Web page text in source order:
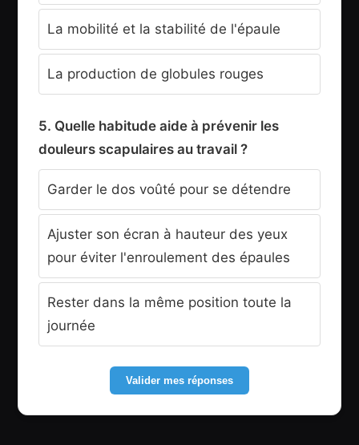
La mobilité et la stabilité de l'épaule
La production de globules rouges
5. Quelle habitude aide à prévenir les
douleurs scapulaires au travail ?
Garder le dos voûté pour se détendre
Ajuster son écran à hauteur des yeux
pour éviter l'enroulement des épaules
Rester dans la même position toute la
journée
Valider mes réponses